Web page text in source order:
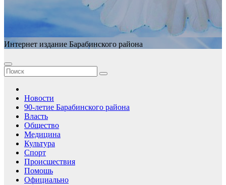
Интернет издание Барабинского района
Новости
90-летие Барабинского района
Власть
Общество
Медицина
Культура
Спорт
Происшествия
Помошь
Официально